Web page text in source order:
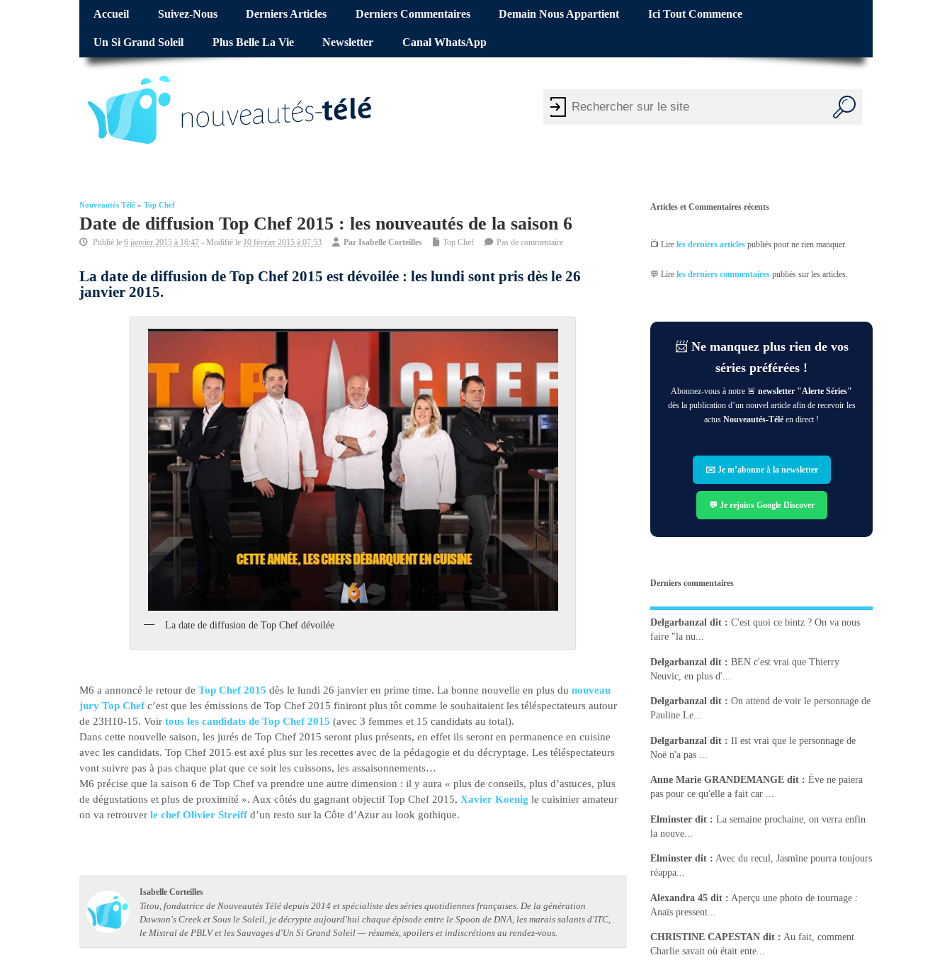
Accueil Suivez-Nous Derniers Articles Derniers Commentaires Demain Nous Appartient Ici Tout Commence
Un Si Grand Soleil Plus Belle La Vie Newsletter Canal WhatsApp
Nouveautés Télé » Top Chef
Date de diffusion Top Chef 2015 : les nouveautés de la saison 6
Publié le 6 janvier 2015 à 16:47 - Modifié le 10 février 2015 à 07:53 Par Isabelle Corteilles Top Chef Pas de commentaire
La date de diffusion de Top Chef 2015 est dévoilée : les lundi sont pris dès le 26
janvier 2015.
La date de diffusion de Top Chef dévoilée
M6 a annoncé le retour de Top Chef 2015 dès le lundi 26 janvier en prime time. La bonne nouvelle en plus du nouveau
jury Top Chefc’est que les émissions de Top Chef 2015 finiront plus tôt comme le souhaitaient les téléspectateurs autour
de 23H10-15. Voir tous les candidats de Top Chef 2015 (avec 3 femmes et 15 candidats au total).
Dans cette nouvelle saison, les jurés de Top Chef 2015 seront plus présents, en effet ils seront en permanence en cuisine
avec les candidats. Top Chef 2015 est axé plus sur les recettes avec de la pédagogie et du décryptage. Les téléspectateurs
vont suivre pas à pas chaque plat que ce soit les cuissons, les assaisonnements…
M6 précise que la saison 6 de Top Chef va prendre une autre dimension : il y aura « plus de conseils, plus d’astuces, plus
de dégustations et plus de proximité ». Aux côtés du gagnant objectif Top Chef 2015, Xavier Koenig le cuisinier amateur
on va retrouver le chef Olivier Streiff d’un resto sur la Côte d’Azur au look gothique.
Isabelle Corteilles
Titou, fondatrice de Nouveautés Télé depuis 2014 et spécialiste des séries quotidiennes françaises. De la génération
Dawson's Creek et Sous le Soleil, je décrypte aujourd'hui chaque épisode entre le Spoon de DNA, les marais salants d'ITC,
le Mistral de PBLV et les Sauvages d'Un Si Grand Soleil — résumés, spoilers et indiscrétions au rendez-vous.
Articles et Commentaires récents
📺 Lireles derniers articles publiés pour ne rien manquer.
💬 Lireles derniers commentaires publiés sur les articles.
📨 Ne manquez plus rien de vos
séries préférées !
Abonnez-vous à notre 🚨newsletter "Alerte Séries"
dès la publication d’un nouvel article afin de recevoir les
actusNouveautés-Télé en direct !
✉️ Je m’abonne à la newsletter
💬 Je rejoins Google Discover
Derniers commentaires
Delgarbanzal dit : C'est quoi ce bintz ? On va nous
faire "la nu...
Delgarbanzal dit : BEN c'est vrai que Thierry
Neuvic, en plus d'...
Delgarbanzal dit : On attend de voir le personnage de
Pauline Le...
Delgarbanzal dit : Il est vrai que le personnage de
Noë n'a pas ...
Anne Marie GRANDEMANGE dit : Ève ne paiera
pas pour ce qu'elle a fait car ...
Elminster dit : La semaine prochaine, on verra enfin
la nouve...
Elminster dit : Avec du recul, Jasmine pourra toujours
réappa...
Alexandra 45 dit : Aperçu une photo de tournage :
Anaïs pressent...
CHRISTINE CAPESTAN dit : Au fait, comment
Charlie savait où était ente...